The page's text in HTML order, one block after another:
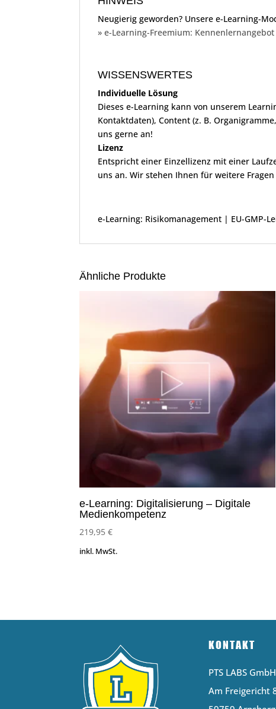
Neugierig geworden? Unsere e-Learning-
» e-Learning-Freemium: Kennenlernangebot
WISSENSWERTES
Individuelle Lösung
Dieses e-Learning kann von unserem
Kontaktdaten), Content (z. B.
uns gerne an!
Lizenz
Entspricht einer Einzellizenz mit einer
uns an. Wir stehen Ihnen für weitere
e-Learning: Risikomanagement | EU-GMP-
Ähnliche Produkte
e-Learning: Digitalisierung – Digitale
Medienkompetenz
219,95€
inkl. MwSt.
KONTAKT
PTS LABS GmbH
Am Freigericht